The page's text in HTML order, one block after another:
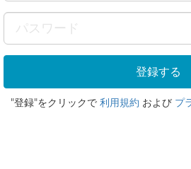
"登録"をクリックで 利用規約 および プ